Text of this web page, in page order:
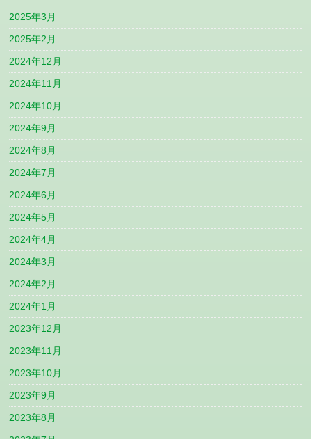
2025年3月
2025年2月
2024年12月
2024年11月
2024年10月
2024年9月
2024年8月
2024年7月
2024年6月
2024年5月
2024年4月
2024年3月
2024年2月
2024年1月
2023年12月
2023年11月
2023年10月
2023年9月
2023年8月